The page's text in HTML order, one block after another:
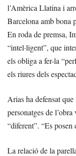
l’Amèrica Llatina i
Barcelona amb bona
En roda de premsa,
“intel·ligent”, que
els obliga a fer-la
els riures dels
Arias ha defensat
personatges de
“diferent”. “Es
La relació de la